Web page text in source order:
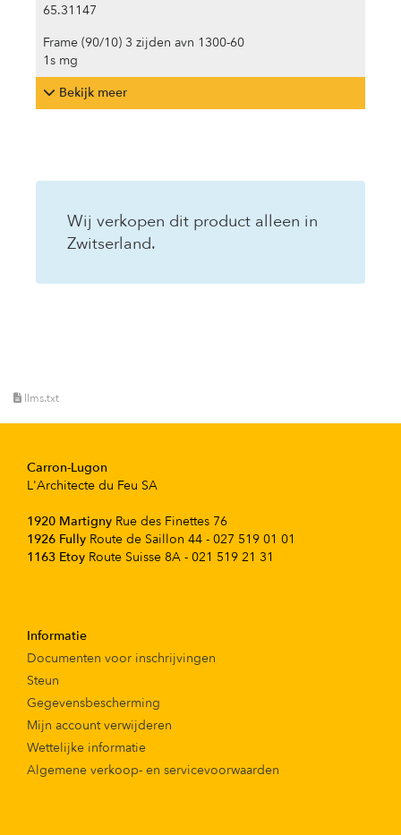
65.31147
Frame (90/10) 3 zijden avn 1300-60
1s mg
Bekijk meer
Wij verkopen dit product alleen in
Zwitserland.
llms.txt
Carron-Lugon
L'Architecte du Feu SA
1920 Martigny Rue des Finettes 76
1926 Fully Route de Saillon 44 - 027 519 01 01
1163 Etoy Route Suisse 8A - 021 519 21 31
Informatie
Documenten voor inschrijvingen
Steun
Gegevensbescherming
Mijn account verwijderen
Wettelijke informatie
Algemene verkoop- en servicevoorwaarden